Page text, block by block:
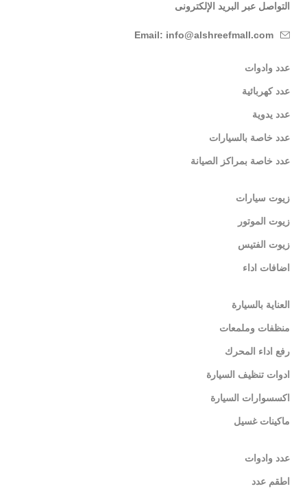
التواصل عبر البريد الإلكترونى
Email: info@alshreefmall.com
عدد وادوات
عدد كهربائية
عدد يدوية
عدد خاصة بالسيارات
عدد خاصة بمراكز الصيانة
زيوت سيارات
زيوت الموتور
زيوت الفتيس
اضافات اداء
العناية بالسيارة
منظفات وملمعات
رفع اداء المحرك
ادوات تنظيف السيارة
اكسسوارات السيارة
ماكينات غسيل
عدد وادوات
اطقم عدد